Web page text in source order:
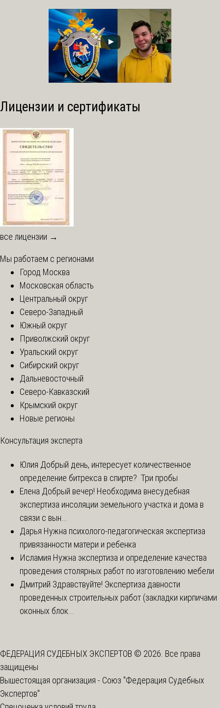
Лицензии и сертификаты
все лицензии →
Мы работаем с регионами
Город Москва
Московская область
Центральный округ
Северо-Западный
Южный округ
Приволжский округ
Уральский округ
Сибирский округ
Дальневосточный
Северо-Кавказский
Крымский округ
Новые регионы
Консультация эксперта
Юлия Добрый день, интересует количественное
определение битрекса в спирте? Три пробы
Елена Добрый вечер! Необходима внесудебная
экспертиза инсоляции земельного участка и дома в
связи с вын...
Дарья Нужна психолого-педагогическая экспертиза
привязанности матери и ребенка
Исламия Нужна экспертиза и определение качества
проведения столярных работ по изготовлению мебели
Дмитрий Здравствуйте! Экспертиза давности
проведенных строительных работ (закладки кирпичами
оконных блок...
ФЕДЕРАЦИЯ СУДЕБНЫХ ЭКСПЕРТОВ © 2026. Все права
защищены
Вышестоящая организация - Союз "Федерация Судебных
Экспертов"